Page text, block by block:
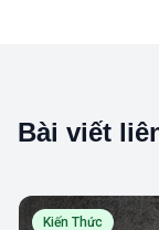
Bài viết
Kiến Thức